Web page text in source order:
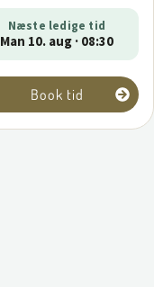
Næste ledige tid
Man 10. aug · 08:30
Book tid